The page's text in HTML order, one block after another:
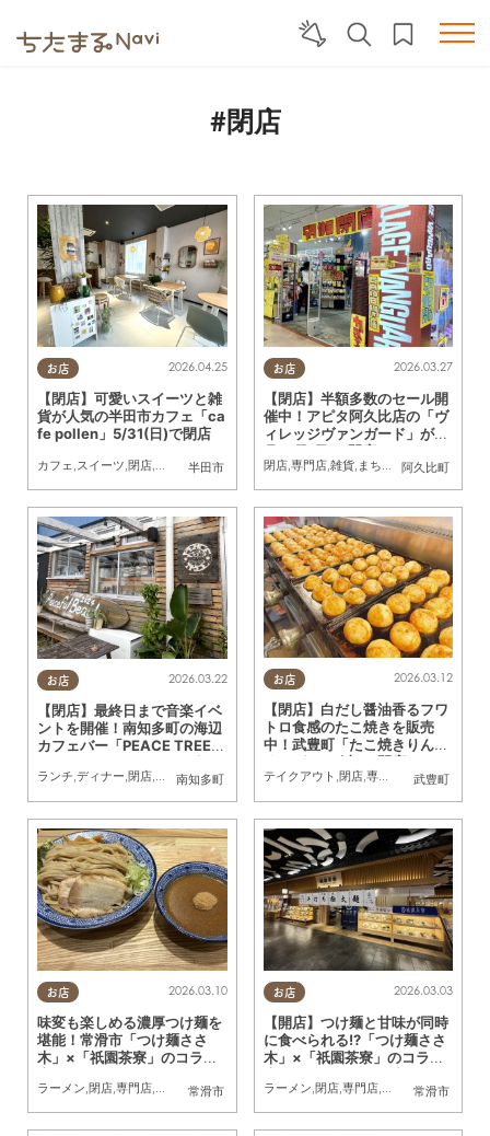
#閉店
お店
半田市
2026.04.25
【閉店】可愛いスイーツと雑
貨が人気の半田市カフェ「ca
fe pollen」5/31(日)で閉店
カフェ スイーツ 閉店 まちネタ
お店
阿久比町
2026.03.27
【閉店】半額多数のセール開
催中！アピタ阿久比店の「ヴ
ィレッジヴァンガード」が5
月10日(日)に閉店へ
閉店, 専門店, 雑貨, まちネタ
お店
南知多町
2026.03.22
【閉店】最終日まで音楽イベ
ントを開催！南知多町の海辺
カフェバー「PEACE TREE
営業終了
ランチ,ディナー,閉店,カップル,おひとりさま
お店
武豊町
2026.03.12
【閉店】白だし醤油香るフワ
トロ食感のたこ焼きを販売
中！武豊町「たこ焼きりん
く」が4/18(土)に閉店
テイクアウト 閉店, 専門店 親子,家族
お店
常滑市
2026.03.10
味変も楽しめる濃厚つけ麺を
堪能！常滑市「つけ麺ささ
木」×「祇園茶寮」のコラボ
ラーメン,閉店,専門店,行ってみたレポ 親子,家族, カップル,おひとりさま,友人,
お店
常滑市
2026.03.03
【開店】つけ麺と甘味が同時
に食べられる!?「つけ麺ささ
木」×「祇園茶寮」のコラボ
ープン
ラーメン,閉店,専門店,親子 家族,カップル